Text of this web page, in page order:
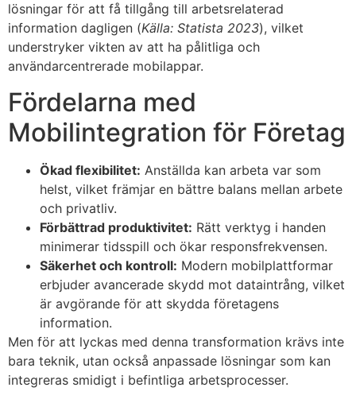
lösningar för att få tillgång till arbetsrelaterad
information dagligen (Källa: Statista 2023), vilket
understryker vikten av att ha pålitliga och
användarcentrerade mobilappar.
Fördelarna med
Mobilintegration för Företag
Ökad flexibilitet: Anställda kan arbeta var som
helst, vilket främjar en bättre balans mellan arbete
och privatliv.
Förbättrad produktivitet: Rätt verktyg i handen
minimerar tidsspill och ökar responsfrekvensen.
Säkerhet och kontroll: Modern mobilplattformar
erbjuder avancerade skydd mot dataintrång, vilket
är avgörande för att skydda företagens
information.
Men för att lyckas med denna transformation krävs inte
bara teknik, utan också anpassade lösningar som kan
integreras smidigt i befintliga arbetsprocesser.